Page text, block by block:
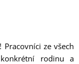
ze všech
rodinu a